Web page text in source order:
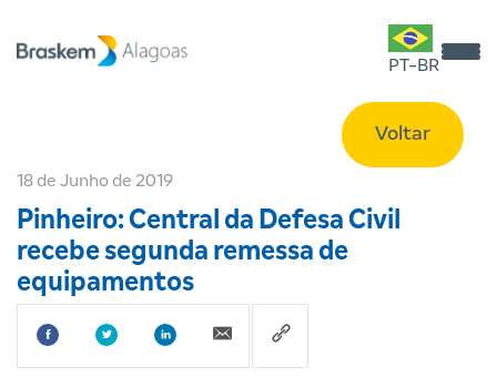
PT-BR
Voltar
18 de Junho de 2019
Pinheiro: Central da Defesa Civil
recebe segunda remessa de
equipamentos